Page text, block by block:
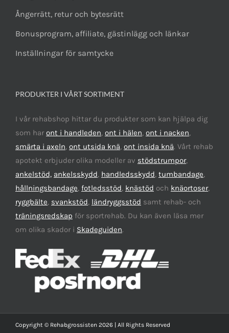
Ångerrätt, retur och bytesrätt
Bonusprogram, affiliate, gästinlägg och länkar
Inställningar för samtycke
PRODUKTER I VÅRT SORTIMENT
I vår rehabshop hittar du produkter som kan hjälpa dig
som haront i handleden, ont i hälen, ont i nacken,
smärta i axeln, ont utsida knä, ont insida knä. Vårt rehab
apotekt erbjuder olika modeller av stödstrumpor,
ankelstöd, ankelsskydd, handledsskydd, tumbandage,
hållningsbandage, fotledsstöd, knästöd och knäortoser,
ryggbälte, svankstöd, ländryggsstöd samt rehab- och
träningsredskap för sportrehab. Du kan även läsa mer
om olika skador i Skadeguiden.
Copyright © Rehabgrossisten 2026 | All Rights Reserved